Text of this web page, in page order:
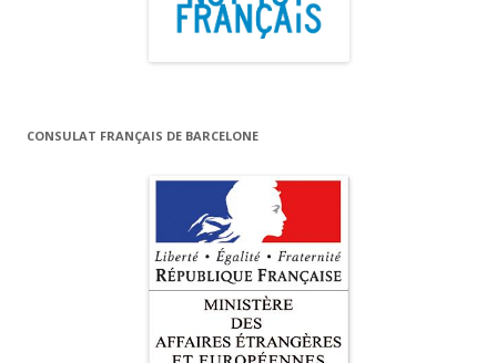
CONSULAT FRANÇAIS DE BARCELONE